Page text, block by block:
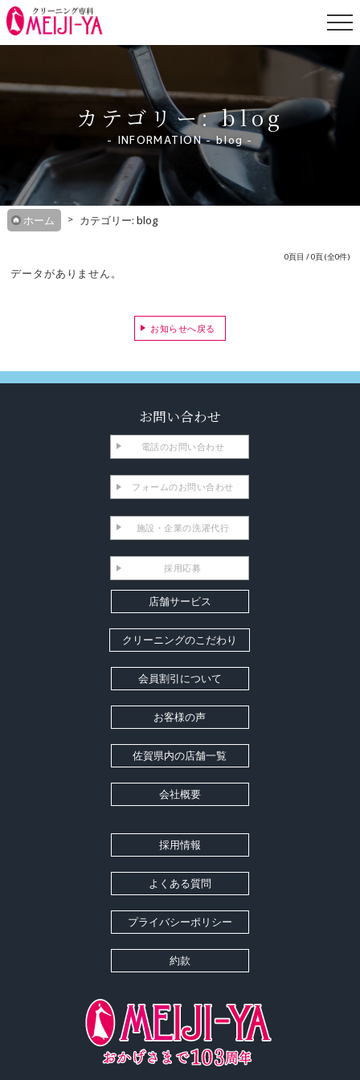
content
カテゴリー: blog
INFORMATION - blog
ホーム カテゴリー: blog
0頁目 /0頁 (全0件)
データがありません。
お知らせへ戻る
お問い合わせ
電話のお問い合わせ
フォームのお問い合わせ
施設・企業の洗濯代行
採用応募
店舗サービス
クリーニングのこだわり
会員割引について
お客様の声
佐賀県内の店舗一覧
会社概要
採用情報
よくある質問
プライバシーポリシー
約款